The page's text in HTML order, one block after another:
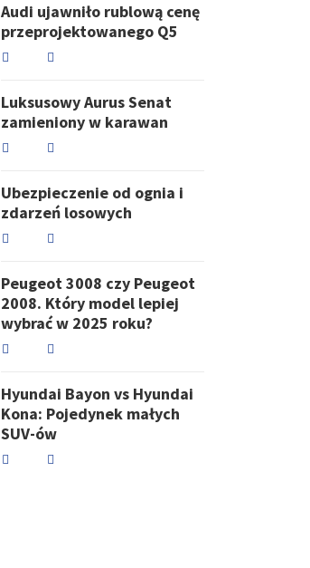
Audi ujawniło rublową cenę
przeprojektowanego Q5
Luksusowy Aurus Senat
zamieniony w karawan
Ubezpieczenie od ognia i
zdarzeń losowych
​Peugeot 3008 czy Peugeot
2008. Który model lepiej
wybrać w 2025 roku?
Hyundai Bayon vs Hyundai
Kona: Pojedynek małych
SUV-ów